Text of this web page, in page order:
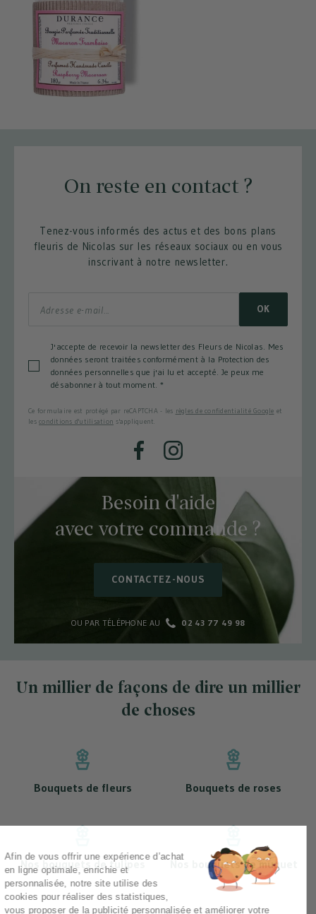
On reste en contact ?
Tenez-vous informés des actus et des bons plans
fleuris de Nicolas sur les réseaux sociaux ou en vous
inscrivant à notre newsletter.
OK
J'accepte de recevoir la newsletter des Fleurs de Nicolas. Mes
données seront traitées conformément à la Protection des
données personnelles que j'ai lu et accepté. Je peux me
désabonner à tout moment. *
Ce formulaire est protégé par reCAPTCHA - les règles de confidentialité Google et
les conditions d'utilisation s'appliquent.
FacebookInstagram
Besoin d'aide
avec votre commande ?
CONTACTEZ-NOUS
OU PAR TÉLÉPHONE AU 02 43 77 49 98
Un millier de façons de dire un millier
de choses
Bouquets de fleurs Bouquets de roses
Nos bouquets de tulipes Nos bouquets de muguet
-10% SUR VOTRE PROCHAINE
COMMANDE
Inscrivez-vous à notre newsletter et
Protection des données personnelles que j'ai lu et
accepté. Je peux me désabonner à tout moment. *
et lesconditions d'utilisation s'appliquent.
Afin de vous offrir une expérience d’achat
en ligne optimale, enrichie et
personnalisée, notre site utilise des
cookies pour réaliser des statistiques,
vous proposer de la publicité personnalisée et améliorer votre